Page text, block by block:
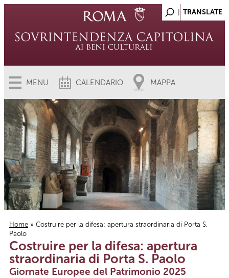
MENU CALENDARIO MAPPA
Tu sei qui
Home » Costruire per la difesa: apertura straordinaria di Porta S.
Paolo
Costruire per la difesa: apertura
straordinaria di Porta S. Paolo
Giornate Europee del Patrimonio 2025